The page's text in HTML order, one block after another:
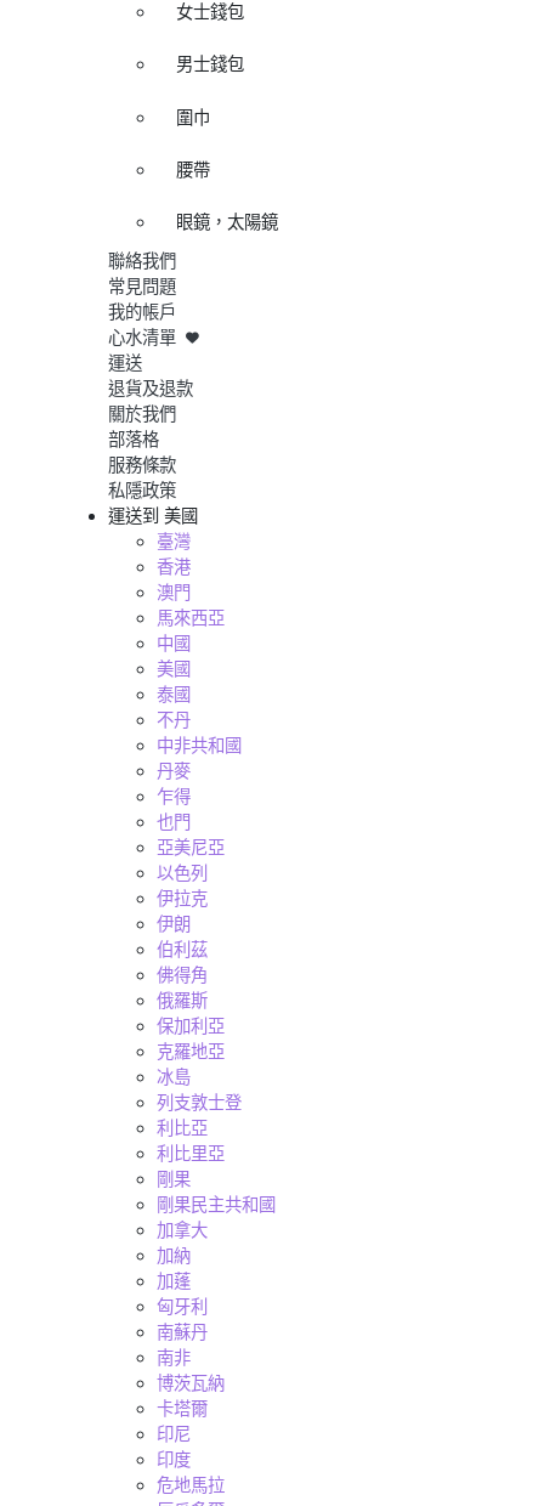
女士錢包
男士錢包
圍巾
腰帶
眼鏡，太陽鏡
聯絡我們
常見問題
我的帳戶
心水清單
運送
退貨及退款
關於我們
部落格
服務條款
私隱政策
運送到 美國
臺灣
香港
澳門
馬來西亞
中國
美國
泰國
不丹
中非共和國
丹麥
乍得
也門
亞美尼亞
以色列
伊拉克
伊朗
伯利茲
佛得角
俄羅斯
保加利亞
克羅地亞
冰島
列支敦士登
利比亞
利比里亞
剛果
剛果民主共和國
加拿大
加納
加蓬
匈牙利
南蘇丹
南非
博茨瓦納
卡塔爾
印尼
印度
危地馬拉